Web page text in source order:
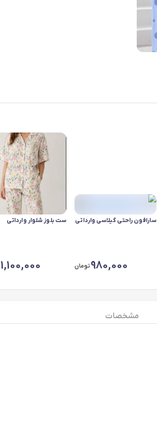
سارافون راحتی گیلاسی وارداتی
980,000تومان
ست بلوز شلوار وارداتی
1,100,000
مشخصات